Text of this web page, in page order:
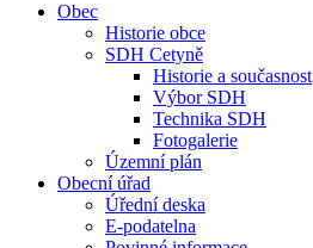
Obec
Historie obce
SDH Cetyně
Historie a současnost
Výbor SDH
Technika SDH
Fotogalerie
Územní plán
Obecní úřad
Úřední deska
E-podatelna